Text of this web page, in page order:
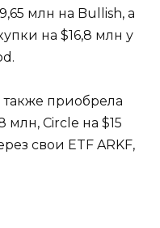
млн на Bullish, а
на $16,8 млн у
приобрела
млн, Circle на $15
свои ETF ARKF,